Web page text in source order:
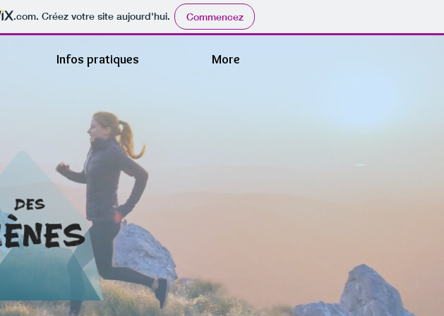
.com. Créez votre site aujourd'hui. Commencez
Infos pratiques More